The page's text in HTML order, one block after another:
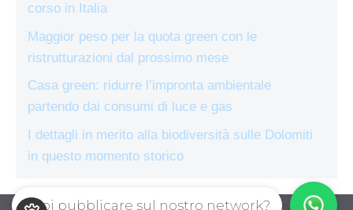
corso in Italia
Maggior peso per la quota green con le
ristrutturazioni dal prossimo mese
Casa green: ridurre l’impronta ambientale
partendo dai consumi di luce e gas
I dettagli in merito alla biodiversità sulle Dolomiti
in questo momento storico
Vuoi pubblicare sul nostro network?